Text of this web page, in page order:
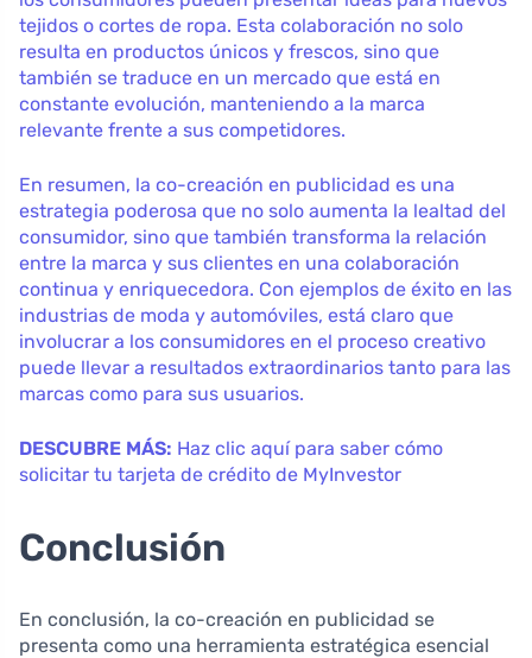
tejidos o cortes de ropa. Esta colaboración no solo
resulta en productos únicos y frescos, sino que
también se traduce en un mercado que está en
constante evolución, manteniendo a la marca
relevante frente a sus competidores.
En resumen, la co-creación en publicidad es una
estrategia poderosa que no solo aumenta la lealtad del
consumidor, sino que también transforma la relación
entre la marca y sus clientes en una colaboración
continua y enriquecedora. Con ejemplos de éxito en las
industrias de moda y automóviles, está claro que
involucrar a los consumidores en el proceso creativo
puede llevar a resultados extraordinarios tanto para las
marcas como para sus usuarios.
DESCUBRE MÁS: Haz clic aquí para saber cómo
solicitar tu tarjeta de crédito de MyInvestor
Conclusión
En conclusión, la co-creación en publicidad se
presenta como una herramienta estratégica esencial